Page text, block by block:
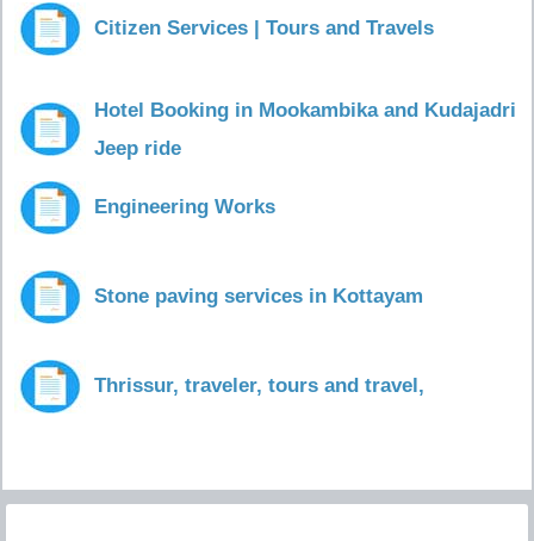
Citizen Services | Tours and Travels
Hotel Booking in Mookambika and Kudajadri
Jeep ride
Engineering Works
Stone paving services in Kottayam
Thrissur, traveler, tours and travel,